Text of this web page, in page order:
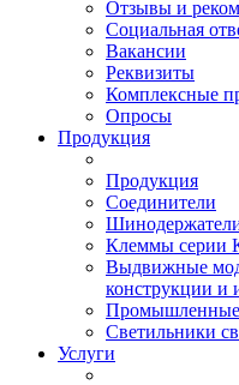
Отзывы и
Социальная
Вакансии
Реквизиты
Комплексные
Опросы
Продукция
Продукция
Соединители
Клеммы серии
Выдвижные
конструкции и
Промышленные
Светильники
Услуги